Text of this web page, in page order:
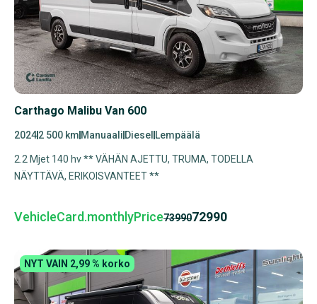
Carthago Malibu Van 600
20242 500 km Manuaali Diesel Lempäälä
2.2 Mjet 140 hv ** VÄHÄN AJETTU, TRUMA, TODELLA
NÄYTTÄVÄ, ERIKOISVANTEET **
VehicleCard.monthlyPrice7399072990
NYT VAIN 2,99 % korko